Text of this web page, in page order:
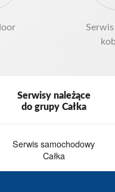
Serwisy należące
do grupy Całka
Serwis samochodowy
Całka